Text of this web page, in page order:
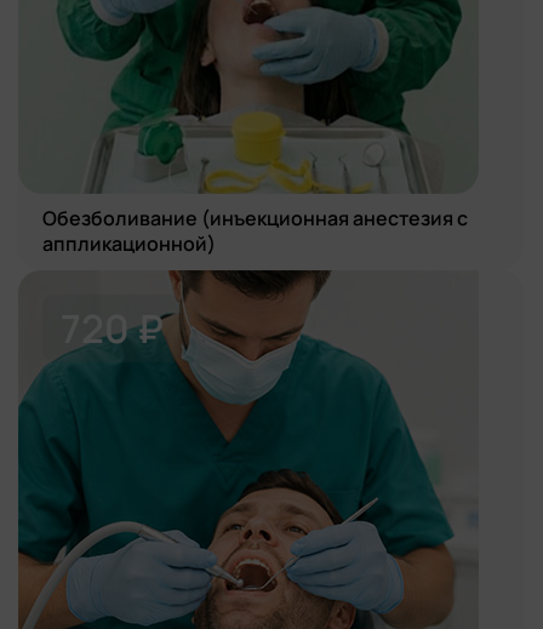
Обезболивание (инъекционная анестезия с
аппликационной)
720 ₽